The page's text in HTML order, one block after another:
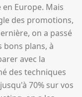
Europe. Mais
des promotions,
on a passé
plans, à
avec la
des techniques
70% sur vos